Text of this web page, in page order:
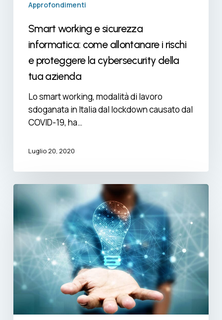
cybersecurity
azienda
Approfondimenti
Smart working e sicurezza
informatica: come allontanare i rischi
e proteggere la cybersecurity della
tua azienda
Lo smart working, modalità di lavoro
sdoganata in Italia dal lockdown causato dal
COVID-19, ha…
Luglio 20, 2020
“Voucher
Innovazione
tutto
nuovo
bando
della
Camera